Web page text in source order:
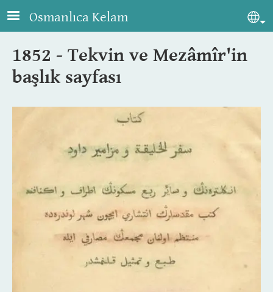
Skip to main content
Osmanlıca Kelam
1852 - Tekvin ve Mezâmîr'in
başlık sayfası